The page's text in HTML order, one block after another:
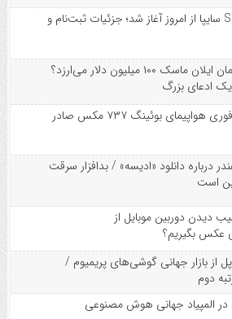
فروش کوییک S سایپا از امروز آغاز شد؛ جزئیات ثبت‌نام و
یک ساعت از زمان ایلان ماسک ۱۰۰ میلیون دلار می‌ارزد؟
ادعای بزرگ
دستور بازرسی فوری هواپیمای بوئینگ ۷۳۷ مکس صادر
درباره دانلود «ادیسه» / بدافزار سرقت
است
دیدن دوربین موبایل از
عکس بگیریم؟
از بازار جهانی گوشی‌های پریمیوم /
دوم
المپیاد جهانی هوش مصنوعی